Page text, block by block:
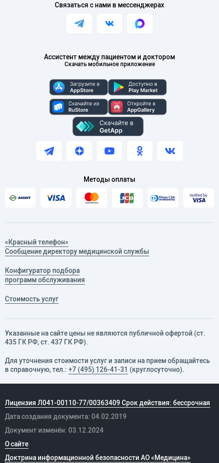
Ассистент между пациентом и доктором
Скачать мобильное приложение
Связаться с нами в мессенджерах
Методы оплаты
«Красный телефон»
Сообщение директору медицинской службы
Конфигуратор подбора
программ обслуживания
Стоимость услуг
Указанные на сайте цены не являются публичной офертой (ст.
435 ГК РФ, cт. 437 ГК РФ).
Для уточнения стоимости услуг и записи на прием обращайтесь
в справочную, тел.: +7 (495) 126-41-31 (круглосуточно).
Лицензия Л041-00110-77/00363409 Срок действия: бессрочная
Дата создания документа: 04.02.2019
Документ изменён: 03.12.2024
О сайте
Доктрина информационной безопасности АО «Медицина»